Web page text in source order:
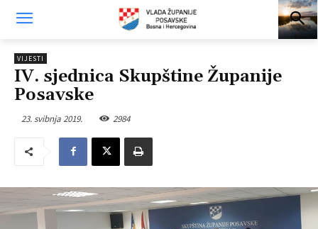
VIJESTI
IV. sjednica Skupštine Županije
Posavske
23. svibnja 2019. 2984